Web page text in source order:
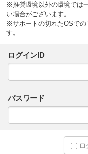
※推奨環境以外の環境では
い場合がございます。
※サポートの切れたOSでの
す。
ログインID
パスワード
ロ